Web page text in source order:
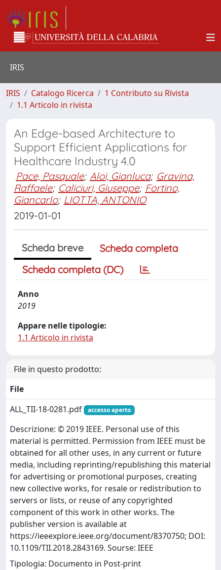
IRIS
IRIS Catalogo Ricerca
1 Contributo su Rivista
1.1 Articolo in rivista
An Edge-based Architecture to
Support Efficient Applications for
Healthcare Industry 4.0
Pace, Pasquale; Aloi, Gianluca; Gravina,
Raffaele; Caliciuri, Giuseppe; Fortino,
Giancarlo; LIOTTA, ANTONIO
2019-01-01
Scheda breve
Scheda completa
Scheda completa (DC)
Anno
2019
Appare nelle tipologie:
1.1 Articolo in rivista
File in questo prodotto:
File
ALL_TII-18-0281.pdf
accesso aperto
Descrizione: © 2019 IEEE. Personal use of this
material is permitted. Permission from IEEE must be
obtained for all other uses, in any current or future
media, including reprinting/republishing this material
for advertising or promotional purposes, creating
new collective works, for resale or redistribution to
servers or lists, or reuse of any copyrighted
component of this work in other works. The
publisher version is available at
https://ieeexplore.ieee.org/document/8370750; DOI:
10.1109/TII.2018.2843169. Sourse: IEEE
Tipologia: Documento in Post-print